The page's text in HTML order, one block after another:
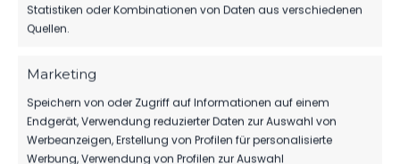
Statistiken oder Kombinationen von Daten aus verschiedenen
Quellen.
Marketing
Speichern von oder Zugriff auf Informationen auf einem
Endgerät, Verwendung reduzierter Daten zur Auswahl von
Werbeanzeigen, Erstellung von Profilen für personalisierte
Werbung, Verwendung von Profilen zur Auswahl
PARTNER WERDEN
Sponsoring & Netzwerk